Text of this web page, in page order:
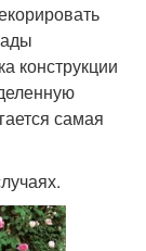
конструкции
самая